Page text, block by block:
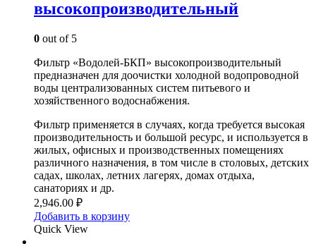
высокопроизводительный
0 out of 5
Фильтр «Водолей-БКП» высокопроизводительный
предназначен для доочистки холодной водопроводной
воды централизованных систем питьевого и
хозяйственного водоснабжения.
Фильтр применяется в случаях, когда требуется высокая
производительность и большой ресурс, и используется в
жилых, офисных и производственных помещениях
различного назначения, в том числе в столовых, детских
садах, школах, летних лагерях, домах отдыха,
санаториях и др.
2,946.00 ₽
Добавить в корзину
Quick View